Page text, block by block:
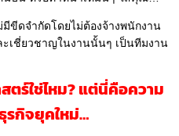
มีขีดจำกัดโดยไม่ต้องจ้างพนักงาน
ะเชี่ยวชาญในงานนั้นๆ เป็นทีมงาน
ร์ใช่ไหม? แต่นี่คือความ
รกิจยุคใหม่…